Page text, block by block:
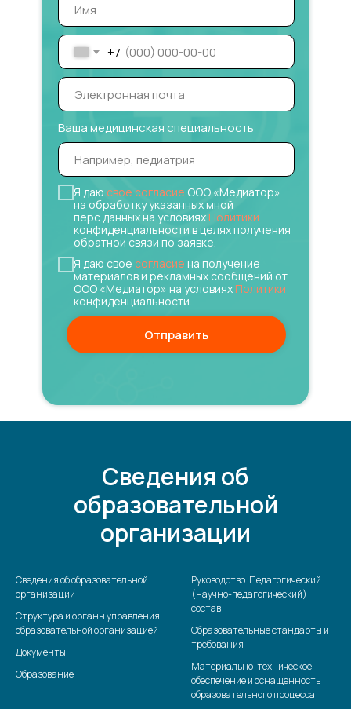
+7
Ваша медицинская специальность
Я даю свое согласие ООО «Медиатор»
на обработку указанных мной
перс.данных на условияхПолитики
конфиденциальности в целях получения
обратной связи по заявке.
Я даю свое согласие на получение
материалов и рекламных сообщений от
ООО «Медиатор» на условияхПолитики
конфиденциальности.
Отправить
Сведения об
образовательной
организации
Сведения об образовательной
организации
Структура и органы управления
образовательной организацией
Документы
Образование
Руководство. Педагогический
(научно-педагогический)
состав
Образовательные стандарты и
требования
Материально-техническое
обеспечение и оснащенность
образовательного процесса